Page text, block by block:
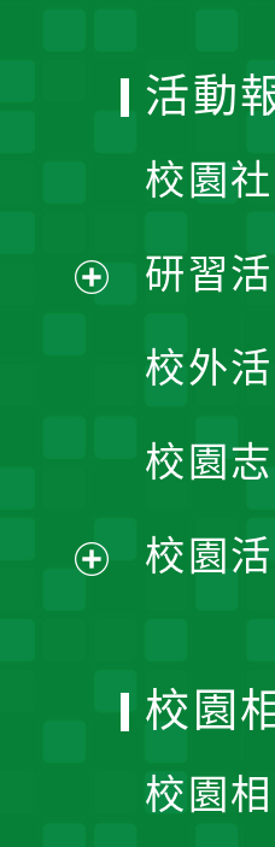
單
活動
校園
研習
校外
校園
校園
校園
校園